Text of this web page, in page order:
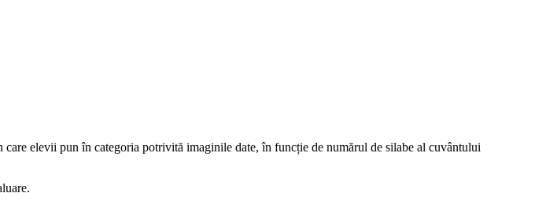
care elevii pun în categoria potrivită imaginile date, în funcție de numărul de silabe al cuvântului